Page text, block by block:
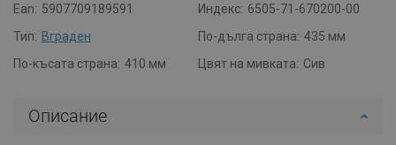
Ean: 5907709189591 Индекс: 6505-71-670200-00
Тип: Вграден По-дълга страна: 435 мм
По-късата страна: 410 мм Цвят на мивката: Сив
Описание